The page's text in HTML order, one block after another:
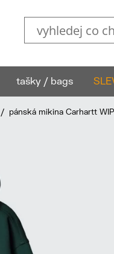
tašky / bags
/ pánská mikina Carhartt